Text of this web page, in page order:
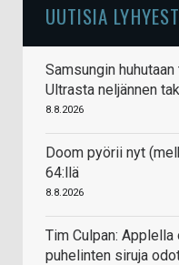
UUTISIA
Samsungin
Ultrasta neljännen
8.8.2026
Doom pyörii nyt
64:llä
8.8.2026
Tim Culpan:
puhelinten siruja